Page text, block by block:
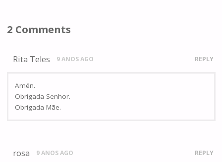
2 Comments
Rita Teles 9 ANOS AGO REPLY
Amén.
Obrigada Senhor.
Obrigada Mãe.
rosa 9 ANOS AGO REPLY